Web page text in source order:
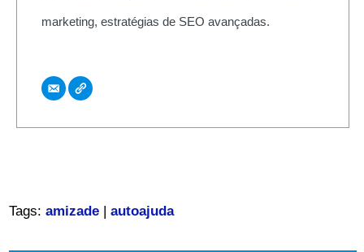
marketing, estratégias de SEO avançadas.
Tags: amizade| autoajuda